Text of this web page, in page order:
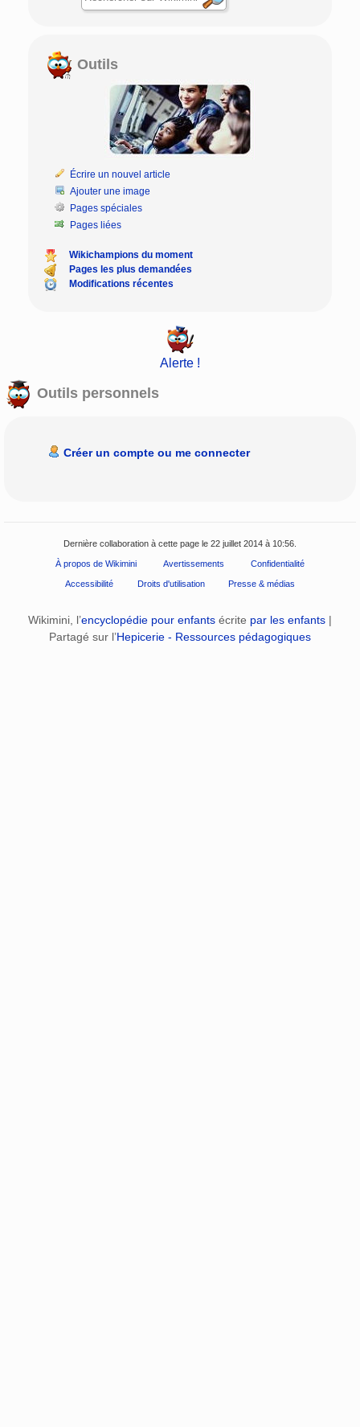
Outils
Écrire un nouvel article
Ajouter une image
Pages spéciales
Pages liées
Wikichampions du moment
Pages les plus demandées
Modifications récentes
Alerte !
Outils personnels
Créer un compte ou me connecter
Dernière collaboration à cette page le 22 juillet 2014 à 10:56.
À propos de Wikimini Avertissements Confidentialité
Accessibilité Droits d'utilisation Presse & médias
Wikimini, l’encyclopédie pour enfants écrite par les enfants |
Partagé sur l’Hepicerie - Ressources pédagogiques